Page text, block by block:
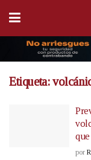
Etiqueta:
por